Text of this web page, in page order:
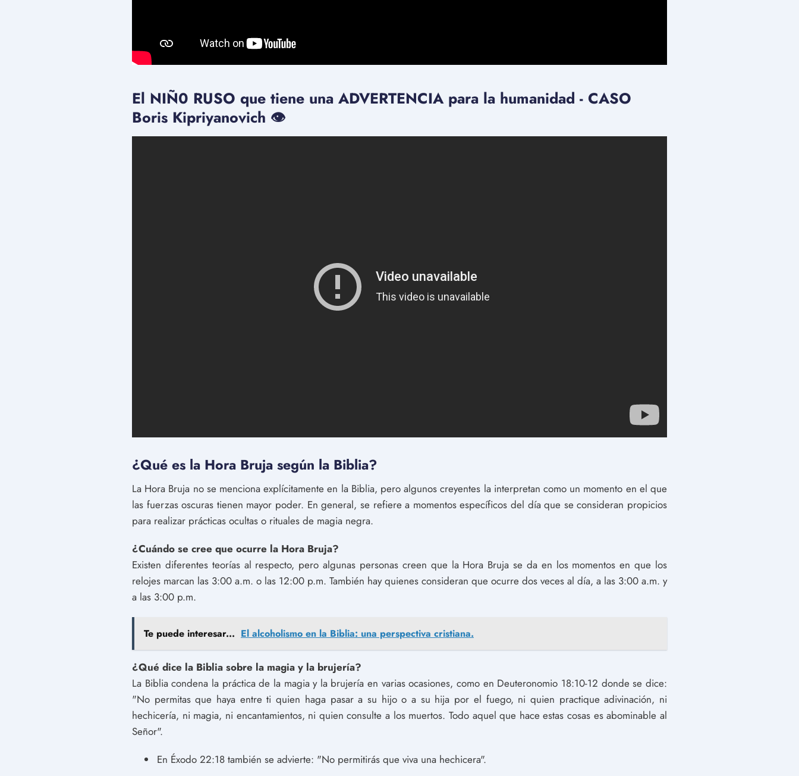
El NIÑ0 RUSO que tiene una ADVERTENCIA para la humanidad - CASO
Boris Kipriyanovich 👁
¿Qué es la Hora Bruja según la Biblia?
La Hora Bruja no se menciona explícitamente en la Biblia, pero algunos creyentes la interpretan como un momento en el que
las fuerzas oscuras tienen mayor poder. En general, se refiere a momentos específicos del día que se consideran propicios
para realizar prácticas ocultas o rituales de magia negra.
¿Cuándo se cree que ocurre la Hora Bruja?
Existen diferentes teorías al respecto, pero algunas personas creen que la Hora Bruja se da en los momentos en que los
relojes marcan las 3:00 a.m. o las 12:00 p.m. También hay quienes consideran que ocurre dos veces al día, a las 3:00 a.m. y
a las 3:00 p.m.
Te puede interesar... El alcoholismo en la Biblia: una perspectiva cristiana.
¿Qué dice la Biblia sobre la magia y la brujería?
La Biblia condena la práctica de la magia y la brujería en varias ocasiones, como en Deuteronomio 18:10-12 donde se dice:
"No permitas que haya entre ti quien haga pasar a su hijo o a su hija por el fuego, ni quien practique adivinación, ni
hechicería, ni magia, ni encantamientos, ni quien consulte a los muertos. Todo aquel que hace estas cosas es abominable al
Señor".
En Éxodo 22:18 también se advierte: "No permitirás que viva una hechicera".